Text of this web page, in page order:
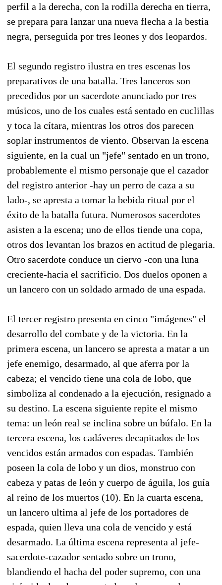
perfil a la derecha, con la rodilla derecha en tierra,
se prepara para lanzar una nueva flecha a la bestia
negra, perseguida por tres leones y dos leopardos.
El segundo registro ilustra en tres escenas los
preparativos de una batalla. Tres lanceros son
precedidos por un sacerdote anunciado por tres
músicos, uno de los cuales está sentado en cuclillas
y toca la cítara, mientras los otros dos parecen
soplar instrumentos de viento. Observan la escena
siguiente, en la cual un "jefe" sentado en un trono,
probablemente el mismo personaje que el cazador
del registro anterior -hay un perro de caza a su
lado-, se apresta a tomar la bebida ritual por el
éxito de la batalla futura. Numerosos sacerdotes
asisten a la escena; uno de ellos tiende una copa,
otros dos levantan los brazos en actitud de plegaria.
Otro sacerdote conduce un ciervo -con una luna
creciente-hacia el sacrificio. Dos duelos oponen a
un lancero con un soldado armado de una espada.
El tercer registro presenta en cinco "imágenes" el
desarrollo del combate y de la victoria. En la
primera escena, un lancero se apresta a matar a un
jefe enemigo, desarmado, al que aferra por la
cabeza; el vencido tiene una cola de lobo, que
simboliza al condenado a la ejecución, resignado a
su destino. La escena siguiente repite el mismo
tema: un león real se inclina sobre un búfalo. En la
tercera escena, los cadáveres decapitados de los
vencidos están armados con espadas. También
poseen la cola de lobo y un dios, monstruo con
cabeza y patas de león y cuerpo de águila, los guía
al reino de los muertos (10). En la cuarta escena,
un lancero ultima al jefe de los portadores de
espada, quien lleva una cola de vencido y está
desarmado. La última escena representa al jefe-
sacerdote-cazador sentado sobre un trono,
blandiendo el hacha del poder supremo, con una